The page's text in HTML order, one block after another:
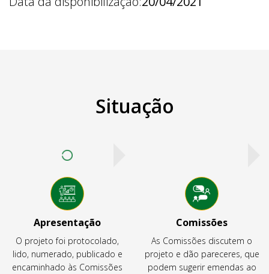
Situação
Apresentação
O projeto foi protocolado,
lido, numerado, publicado e
encaminhado às Comissões
Comissões
As Comissões discutem o
projeto e dão pareceres, que
podem sugerir emendas ao